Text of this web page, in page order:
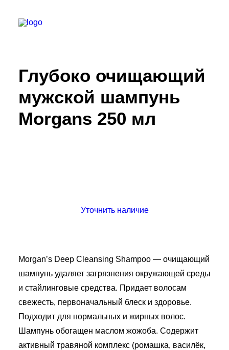
БАРБЕРШОПЫ
СЕРТИФИКАТЫ
КОСМЕТИКА
ПОЖАЛОВАТЬСЯ
Глубоко очищающий
мужской шампунь
Morgans 250 мл
Уточнить наличие
Morgan’s Deep Cleansing Shampoo — очищающий
шампунь удаляет загрязнения окружающей среды
и стайлинговые средства. Придает волосам
свежесть, первоначальный блеск и здоровье.
Подходит для нормальных и жирных волос.
Шампунь обогащен маслом жожоба. Cодержит
активный травяной комплекс (ромашка, василёк,